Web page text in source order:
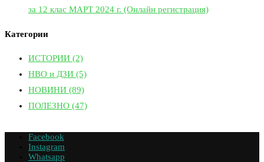
за 12 клас МАРТ 2024 г. (Онлайн регистрация)
Категории
ИСТОРИИ (2)
НВО и ДЗИ (5)
НОВИНИ (89)
ПОЛЕЗНО (47)
Facebook
Instagram
Whatsapp